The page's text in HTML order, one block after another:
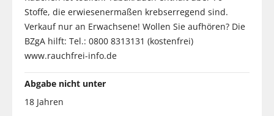
Stoffe, die erwiesenermaßen krebserregend sind.
Verkauf nur an Erwachsene! Wollen Sie aufhören? Die
BZgA hilft: Tel.: 0800 8313131 (kostenfrei)
www.rauchfrei-info.de
Abgabe nicht unter
18 Jahren